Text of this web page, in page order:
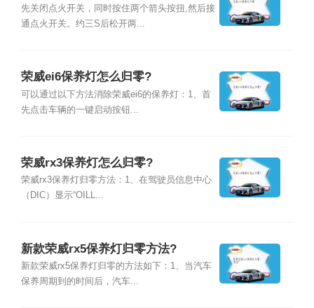
先关闭点火开关，同时按住两个箭头按扭,然后接
通点火开关。约三S后松开两...
荣威ei6保养灯怎么归零?
可以通过以下方法消除荣威ei6的保养灯：1、首
先点击车辆的一键启动按钮...
荣威rx3保养灯怎么归零?
荣威rx3保养灯归零方法：1、在驾驶员信息中心
（DIC）显示“OILL...
新款荣威rx5保养灯归零方法?
新款荣威rx5保养灯归零的方法如下：1、当汽车
保养周期到的时间后，汽车...